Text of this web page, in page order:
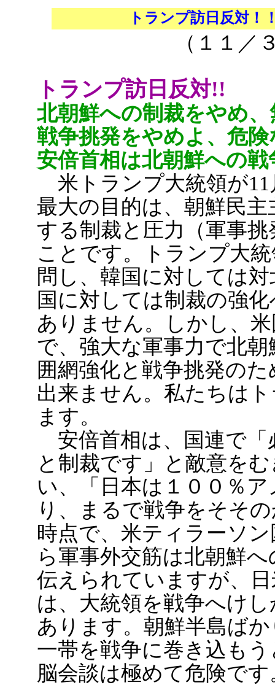
トランプ訪日反対
（１１
トランプ訪日反対!!
北朝鮮への制裁をやめ
戦争挑発をやめよ、危
安倍首相は北朝鮮への
米トランプ大統領が11
最大の目的は、朝鮮民
する制裁と圧力（軍事
ことです。トランプ大
問し、韓国に対しては
国に対しては制裁の強
ありません。しかし、
で、強大な軍事力で北
囲網強化と戦争挑発の
出来ません。私たちは
ます。
安倍首相は、国連で「
と制裁です」と敵意を
い、「日本は１００％
り、まるで戦争をそそ
時点で、米ティラーソ
ら軍事外交筋は北朝鮮
伝えられていますが、
は、大統領を戦争へけ
あります。朝鮮半島ば
一帯を戦争に巻き込も
脳会談は極めて危険です